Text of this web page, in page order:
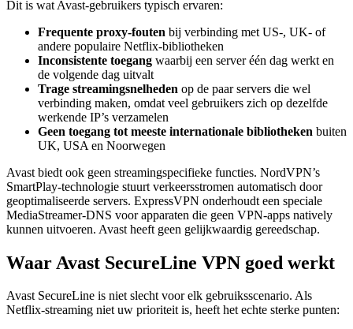
Dit is wat Avast-gebruikers typisch ervaren:
Frequente proxy-fouten bij verbinding met US-, UK- of
andere populaire Netflix-bibliotheken
Inconsistente toegang waarbij een server één dag werkt en
de volgende dag uitvalt
Trage streamingsnelheden op de paar servers die wel
verbinding maken, omdat veel gebruikers zich op dezelfde
werkende IP’s verzamelen
Geen toegang tot meeste internationale bibliotheken buiten
UK, USA en Noorwegen
Avast biedt ook geen streamingspecifieke functies. NordVPN’s
SmartPlay-technologie stuurt verkeersstromen automatisch door
geoptimaliseerde servers. ExpressVPN onderhoudt een speciale
MediaStreamer-DNS voor apparaten die geen VPN-apps natively
kunnen uitvoeren. Avast heeft geen gelijkwaardig gereedschap.
Waar Avast SecureLine VPN goed werkt
Avast SecureLine is niet slecht voor elk gebruiksscenario. Als
Netflix-streaming niet uw prioriteit is, heeft het echte sterke punten: